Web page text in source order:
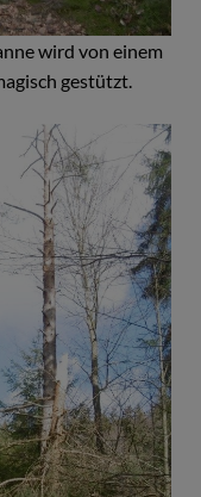
wird von einem
gestützt.